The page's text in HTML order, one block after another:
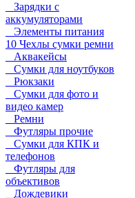
Зарядки с
аккумуляторами
Элементы питания
10 Чехлы сумки ремни
Аквакейсы
Сумки для ноутбуков
Рюкзаки
Сумки для фото и
видео камер
Ремни
Футляры прочие
Сумки для КПК и
телефонов
Футляры для
объективов
Дождевики